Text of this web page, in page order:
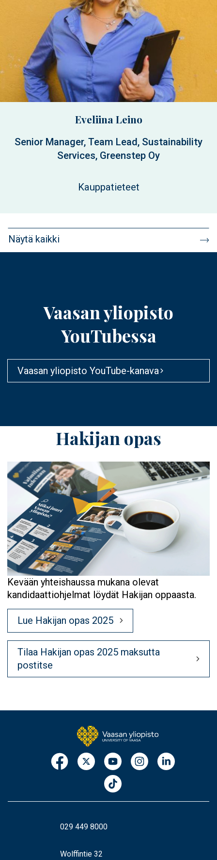
Eveliina Leino
Senior Manager, Team Lead, Sustainability
Services, Greenstep Oy
Kauppatieteet
Näytä kaikki
Vaasan yliopisto
YouTubessa
Vaasan yliopisto YouTube-kanava
Hakijan opas
Kevään yhteishaussa mukana olevat
kandidaattiohjelmat löydät Hakijan oppaasta.
Lue Hakijan opas 2025
Tilaa Hakijan opas 2025 maksutta
postitse
029 449 8000
Wolffintie 32